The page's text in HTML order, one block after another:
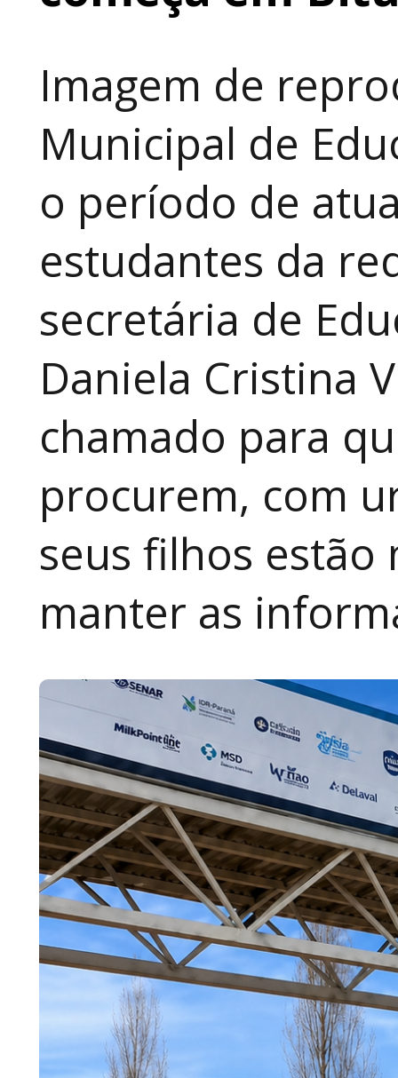
Imagem de
Municipal de
o período de
estudantes da
secretária de
Daniela Cristina
chamado para
procurem, com
seus filhos
manter as